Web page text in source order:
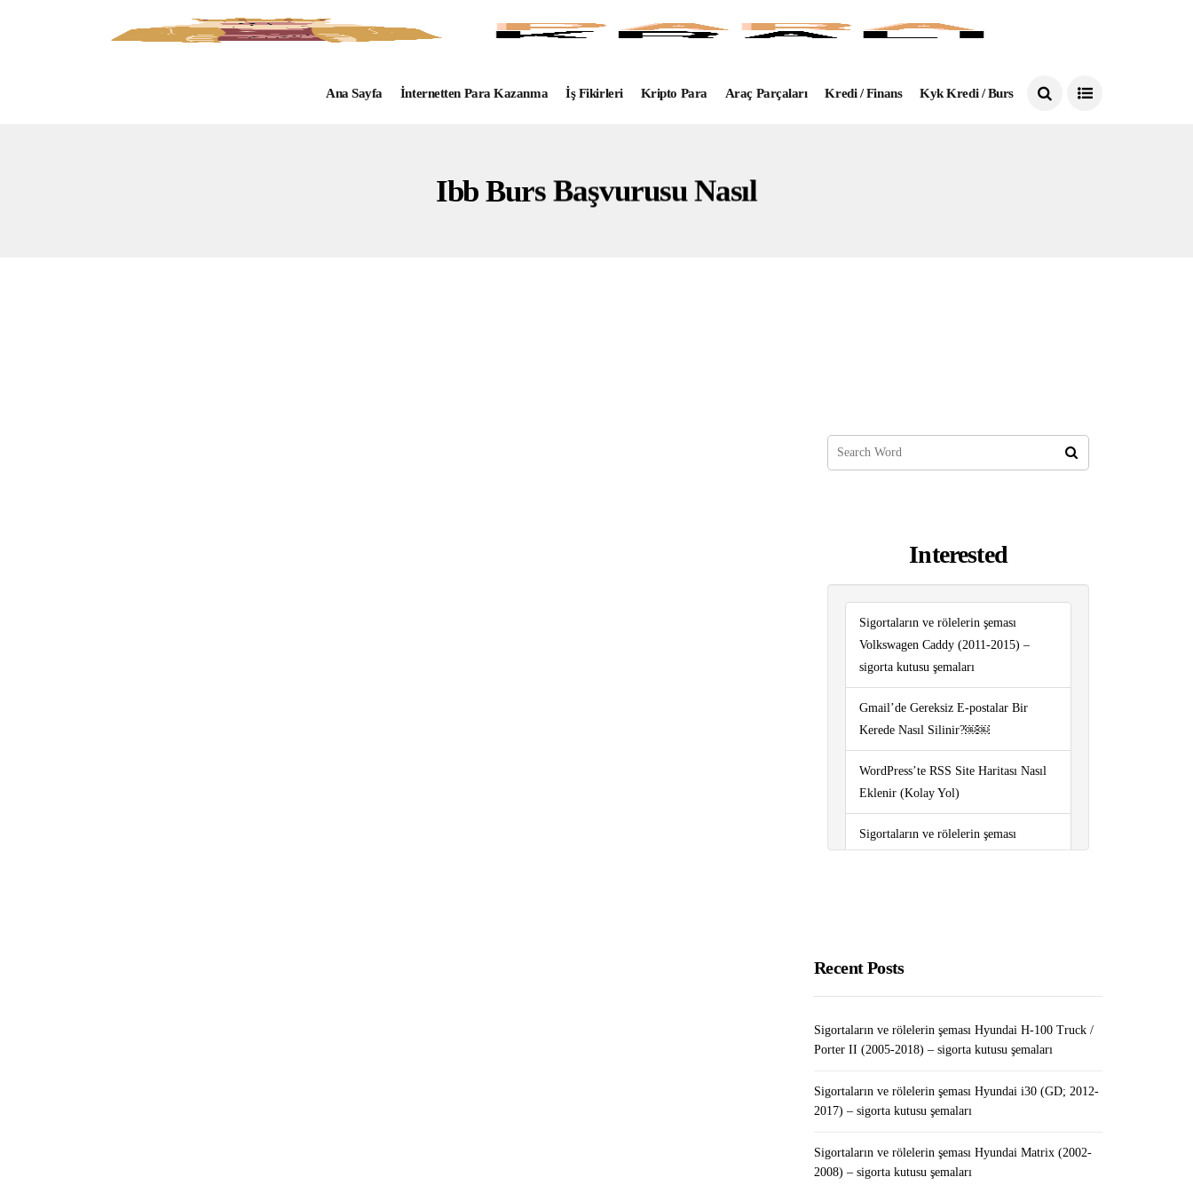
Ana Sayfa İnternetten Para Kazanma İş Fikirleri Kripto Para Araç Parçaları Kredi / Finans Kyk Kredi / Burs
Ibb Burs Başvurusu Nasıl
Interested
Sigortaların ve rölelerin şeması
Volkswagen Caddy (2011-2015) –
sigorta kutusu şemaları
Gmail’de Gereksiz E-postalar Bir
Kerede Nasıl Silinir?￼￼
WordPress’te RSS Site Haritası Nasıl
Eklenir (Kolay Yol)
Sigortaların ve rölelerin şeması
Sigortaların ve rölelerin şeması
kutusu şemaları
Recent Posts
Sigortaların ve rölelerin şeması Hyundai H-100 Truck /
Porter II (2005-2018) – sigorta kutusu şemaları
Sigortaların ve rölelerin şeması Hyundai i30 (GD; 2012-
2017) – sigorta kutusu şemaları
Sigortaların ve rölelerin şeması Hyundai Matrix (2002-
2008) – sigorta kutusu şemaları